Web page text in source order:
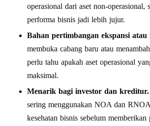
operasional dari aset non-operasional,
performa bisnis jadi lebih jujur.
Bahan pertimbangan ekspansi atau
membuka cabang baru atau
perlu tahu apakah aset operasional
maksimal.
Menarik bagi investor dan kreditur.
sering menggunakan NOA dan
kesehatan bisnis sebelum memberikan